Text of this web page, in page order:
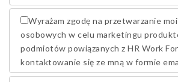
Wyrażam zgodę na przetwarzanie
osobowych w celu marketingu
podmiotów powiązanych z HR Work
kontaktowanie się ze mną w formie